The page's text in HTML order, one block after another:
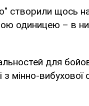
створили щось
одиницею – в
для
з мінно-